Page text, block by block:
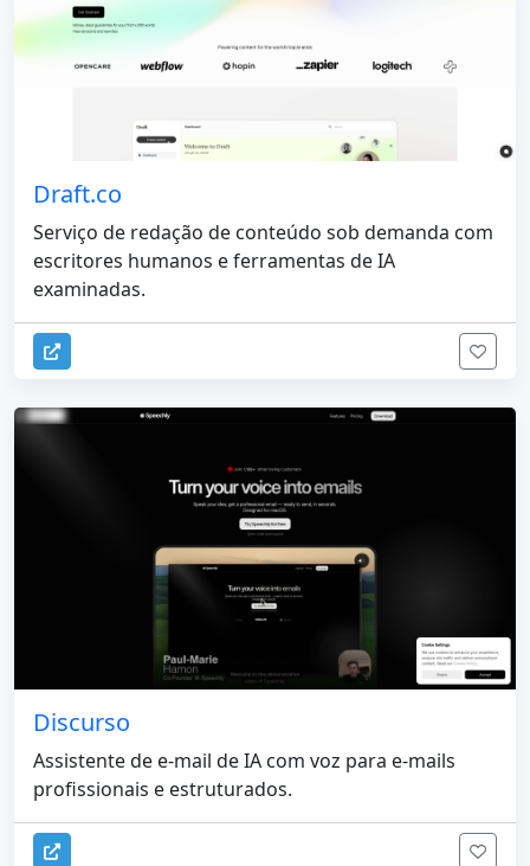
Draft.co
Serviço de redação de conteúdo sob demanda com
escritores humanos e ferramentas de IA
examinadas.
Discurso
Assistente de e-mail de IA com voz para e-mails
profissionais e estruturados.